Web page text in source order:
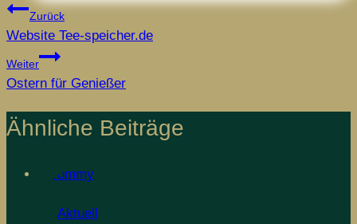
Beitragsnavigation
Zurück
Website Tee-speicher.de
Weiter
Ostern für Genießer
Ähnliche Beiträge
Aktuell